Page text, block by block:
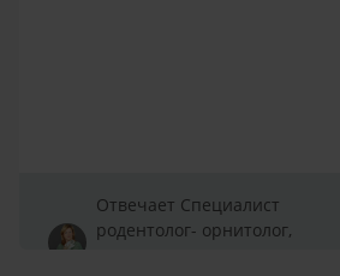
Отвечает Специалист
родентолог- орнитолог,